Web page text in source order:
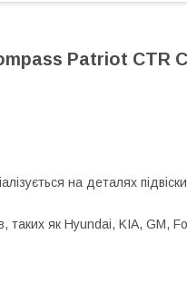
Patriot CTR
на деталях
таких як Hyundai, KIA, GM,